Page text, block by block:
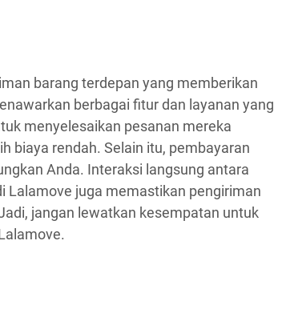
barang terdepan yang memberikan
berbagai fitur dan layanan yang
menyelesaikan pesanan mereka
biaya rendah. Selain itu, pembayaran
Anda. Interaksi langsung antara
Lalamove juga memastikan pengiriman
jangan lewatkan kesempatan untuk